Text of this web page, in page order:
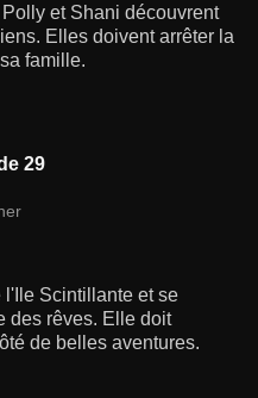
et Shani découvrent
Elles doivent arrêter la
famille.
29
Scintillante et se
des rêves. Elle doit
de belles aventures.